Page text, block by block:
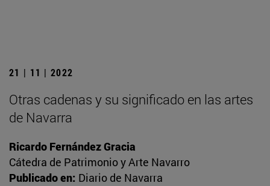
21 | 11 | 2022
Otras cadenas y su significado en las artes
de Navarra
Ricardo Fernández Gracia
Cátedra de Patrimonio y Arte Navarro
Publicado en: Diario de Navarra